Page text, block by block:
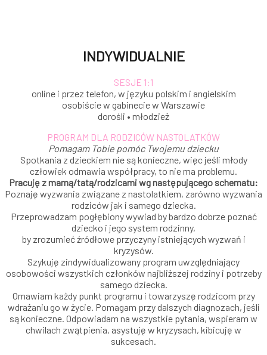
INDYWIDUALNIE
SESJE 1:1
online i przez telefon, w języku polskim i angielskim
osobiście w gabinecie w Warszawie
dorośli • młodzież
PROGRAM DLA RODZICÓW NASTOLATKÓW
Pomagam Tobie pomóc Twojemu dziecku
Spotkania z dzieckiem nie są konieczne, więc jeśli młody
człowiek odmawia współpracy, to nie ma problemu.
Pracuję z mamą/tatą/rodzicami wg następującego schematu:
Poznaję wyzwania związane z nastolatkiem, zarówno wyzwania
rodziców jak i samego dziecka.
Przeprowadzam pogłębiony wywiad by bardzo dobrze poznać
dziecko i jego system rodzinny,
by zrozumieć źródłowe przyczyny istniejących wyzwań i
kryzysów.
Szykuję zindywidualizowany program uwzględniający
osobowości wszystkich członków najbliższej rodziny i potrzeby
samego dziecka.
Omawiam każdy punkt programu i towarzyszę rodzicom przy
wdrażaniu go w życie. Pomagam przy dalszych diagnozach, jeśli
są konieczne. Odpowiadam na wszystkie pytania, wspieram w
chwilach zwątpienia, asystuję w kryzysach, kibicuję w
sukcesach.